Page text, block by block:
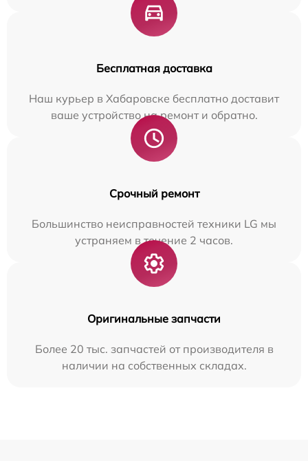
Бесплатная доставка
Наш курьер в Хабаровске бесплатно доставит
ваше устройство на ремонт и обратно.
Срочный ремонт
Большинство неисправностей техники LG мы
устраняем в течение 2 часов.
Оригинальные запчасти
Более 20 тыс. запчастей от производителя в
наличии на собственных складах.